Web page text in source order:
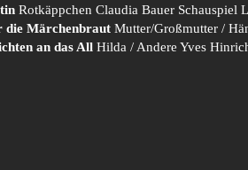
Rotkäppchen Claudia Bauer Schauspiel
die Märchenbraut Mutter/Großmutter /
an das All Hilda / Andere Yves